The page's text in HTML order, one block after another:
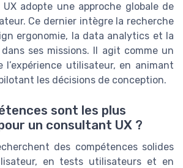
adopte une approche globale de
Ce dernier intègre la recherche
ergonomie, la data analytics et la
ses missions. Il agit comme un
utilisateur, en animant
les décisions de conception.
sont les plus
un consultant UX ?
des compétences solides
en tests utilisateurs et en